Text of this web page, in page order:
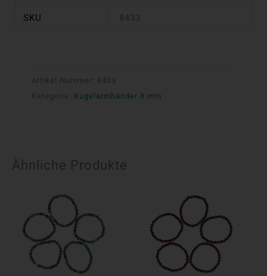
SKU 8433
Artikel Nummer: 8433
Kategorie:
Kugelarmbänder 8 mm
Ähnliche Produkte